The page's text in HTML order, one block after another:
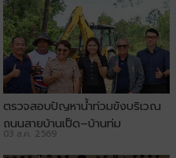
ตรวจสอบปัญหาน้ำท่วมขังบริเวณ
ถนนสายบ้านเป็ด–บ้านทุ่ม
03 ส.ค. 2569